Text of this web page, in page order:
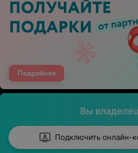
Вы
Подключить онлайн-